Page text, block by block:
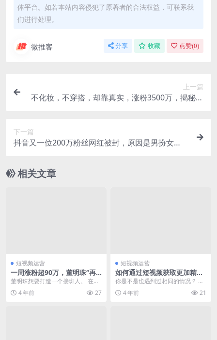
体平台。如若本站内容侵犯了原著者的合法权益，可联系我
们进行处理。
微推客 分享 收藏 点赞(0)
上一篇
不化妆，不穿搭，却靠真实，涨粉3500万，揭秘疯
下一篇
抖音又一位200万粉丝网红被封，原因是男扮女
相关文章
短视频运营
一周涨粉超90万，董明珠“再
造”董明珠
董明珠想要打造一个接班人。 在中
国制造业领袖峰会上，董明珠正式
介绍了她的秘书：2...
4 年前 27
短视频运营
如何通过短视频获取更加精准
的粉丝？
你是不是也遇到过相同的情况？ 明
明视频的点赞量非常高，但粉丝数
却不高； 明明粉丝...
4 年前 21